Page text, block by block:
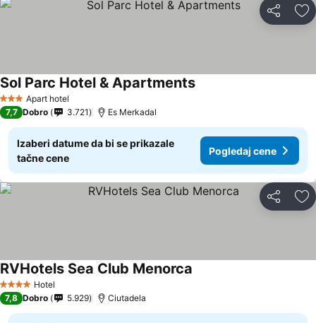
Deli
3 ZvezdiceApart hotel
Sol Parc Hotel & Apartments
7,7 Dobro 3.721 Es Merkadal
Izaberi datume da bi se prikazale
tačne cene
Pogledaj cene
Deli
4 ZvezdiceHotel
RVHotels Sea Club Menorca
7,8 Dobro 5.929 Ciutadela